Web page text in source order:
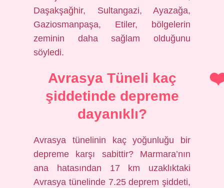
Daşakşağhir, Sultangazi, Ayazağa,
Gaziosmanpaşa, Etiler, bölgelerin
zeminin daha sağlam olduğunu
söyledi.
Avrasya Tüneli kaç
şiddetinde depreme
dayanıklı?
Avrasya tünelinin kaç yoğunluğu bir
depreme karşı sabittir? Marmara’nın
ana hatasından 17 km uzaklıktaki
Avrasya tünelinde 7.25 deprem şiddeti,